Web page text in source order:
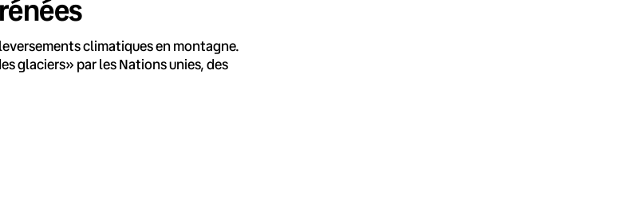
climatiques en montagne.
glaciers» par les Nations unies, des